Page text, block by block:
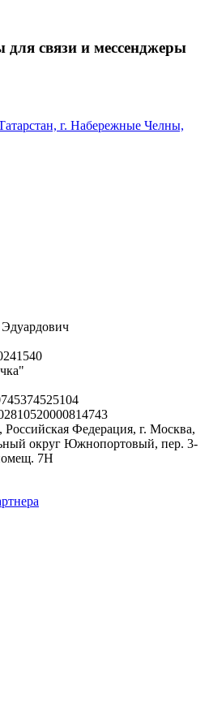
связи и мессенджеры
г. Набережные Челны,
Российская Федерация, г. Москва,
округ Южнопортовый, пер. 3-
7Н